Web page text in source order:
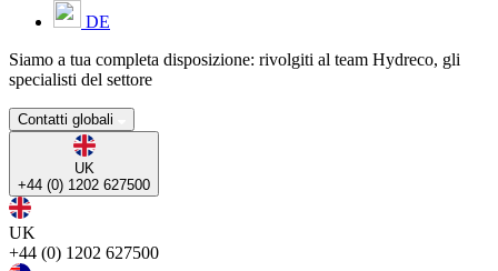
DE
Siamo a tua completa disposizione: rivolgiti al team Hydreco, gli
specialisti del settore
Contatti globali
UK
+44 (0) 1202 627500
UK
+44 (0) 1202 627500